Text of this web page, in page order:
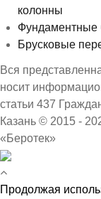
колонны
Фундаментные
Брусковые
Вся
носит
статьи 437
Казань © 2015 -
«Беротек»
Продолжая